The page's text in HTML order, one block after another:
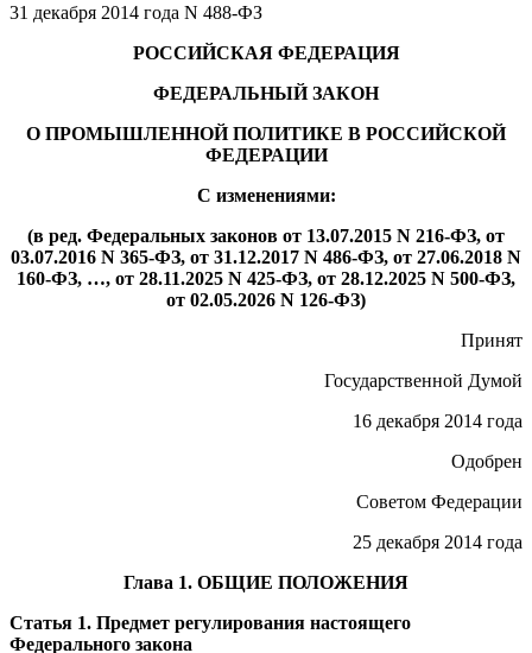
31 декабря 2014 года N 488-ФЗ
РОССИЙСКАЯ ФЕДЕРАЦИЯ
ФЕДЕРАЛЬНЫЙ ЗАКОН
О ПРОМЫШЛЕННОЙ ПОЛИТИКЕ В РОССИЙСКОЙ
ФЕДЕРАЦИИ
С изменениями:
(в ред. Федеральных законов от 13.07.2015 N 216-ФЗ, от
03.07.2016 N 365-ФЗ, от 31.12.2017 N 486-ФЗ, от 27.06.2018 N
160-ФЗ, …, от 28.11.2025 N 425-ФЗ, от 28.12.2025 N 500-ФЗ,
от 02.05.2026 N 126-ФЗ)
Принят
Государственной Думой
16 декабря 2014 года
Одобрен
Советом Федерации
25 декабря 2014 года
Глава 1. ОБЩИЕ ПОЛОЖЕНИЯ
Статья 1. Предмет регулирования настоящего
Федерального закона